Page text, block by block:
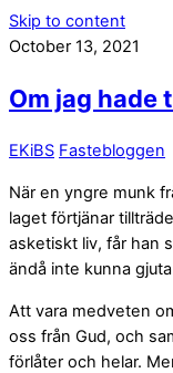
Skip to content
October 13, 2021
Om jag hade
EKiBS Fastebloggen
När en yngre munk
laget förtjänar
asketiskt liv, får han
ändå inte kunna
Att vara medveten
oss från Gud, och
förlåter och helar.